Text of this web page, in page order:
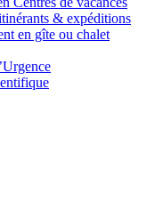
& expéditions
en gîte ou chalet